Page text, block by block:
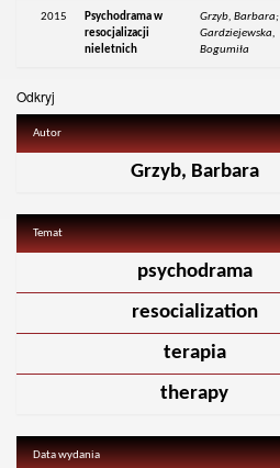
2015
Psychodrama w
resocjalizacji
nieletnich
Grzyb, Barbara;
Gardziejewska,
Bogumiła
Odkryj
Autor
Grzyb, Barbara
Temat
psychodrama
resocialization
terapia
therapy
Data wydania